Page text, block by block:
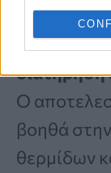
λαχανικά,
σίδηρος,
διατήρηση
Ο
βοηθά
θερμίδων